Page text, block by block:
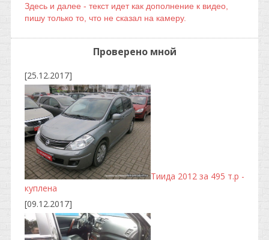
Здесь и далее - текст идет как дополнение к видео,
пишу только то, что не сказал на камеру.
Проверено мной
[25.12.2017]
Тиида 2012 за 495 т.р -
куплена
[09.12.2017]